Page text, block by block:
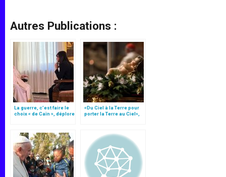
Autres Publications :
La guerre, c’est faire le
choix « de Caïn », déplore
«Du Ciel à la Terre pour
porter la Terre au Ciel»,